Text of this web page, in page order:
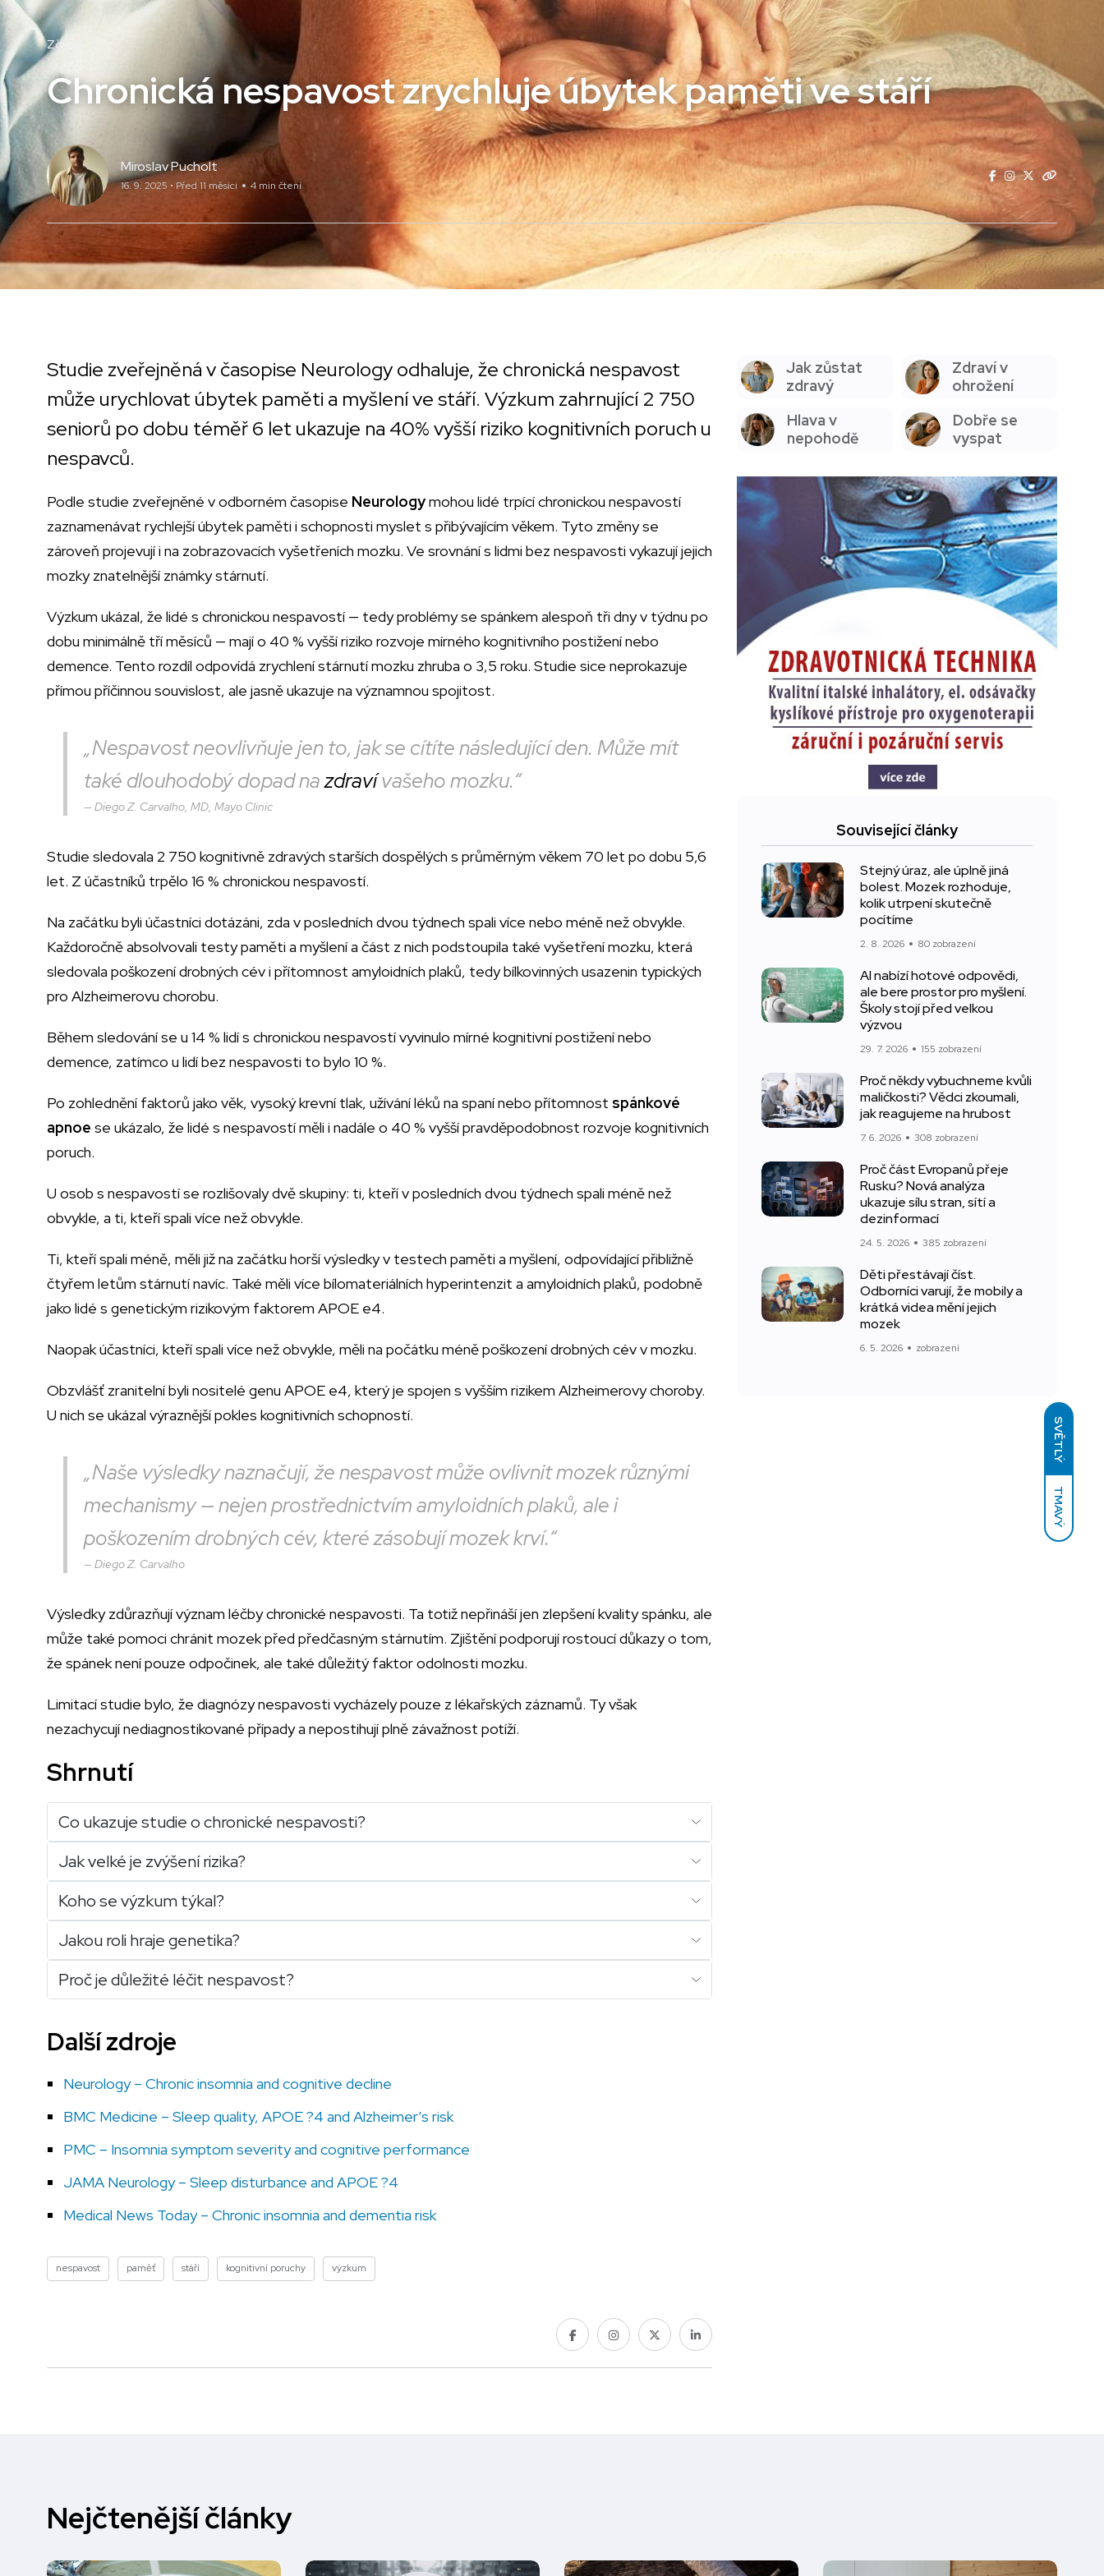
SVĚTLÝ
TMAVÝ
Zdraví
Chronická nespavost zrychluje úbytek paměti ve stáří
Miroslav Pucholt
16. 9. 2025 • Před 11 měsíci 4 min čtení
Studie zveřejněná v časopise Neurology odhaluje, že chronická nespavost
může urychlovat úbytek paměti a myšlení ve stáří. Výzkum zahrnující 2 750
seniorů po dobu téměř 6 let ukazuje na 40% vyšší riziko kognitivních poruch u
nespavců.
Podle studie zveřejněné v odborném časopise Neurologymohou lidé trpící chronickou nespavostí
zaznamenávat rychlejší úbytek paměti i schopnosti myslet s přibývajícím věkem. Tyto změny se
zároveň projevují i na zobrazovacích vyšetřeních mozku. Ve srovnání s lidmi bez nespavosti vykazují jejich
mozky znatelnější známky stárnutí.
Výzkum ukázal, že lidé s chronickou nespavostí — tedy problémy se spánkem alespoň tři dny v týdnu po
dobu minimálně tří měsíců — mají o 40 % vyšší riziko rozvoje mírného kognitivního postižení nebo
demence. Tento rozdíl odpovídá zrychlení stárnutí mozku zhruba o 3,5 roku. Studie sice neprokazuje
přímou příčinnou souvislost, ale jasně ukazuje na významnou spojitost.
„Nespavost neovlivňuje jen to, jak se cítíte následující den. Může mít
také dlouhodobý dopad nazdravívašeho mozku.“
Diego Z. Carvalho, MD, Mayo Clinic
Studie sledovala 2 750 kognitivně zdravých starších dospělých s průměrným věkem 70 let po dobu 5,6
let. Z účastníků trpělo 16 % chronickou nespavostí.
Na začátku byli účastníci dotázáni, zda v posledních dvou týdnech spali více nebo méně než obvykle.
Každoročně absolvovali testy paměti a myšlení a část z nich podstoupila také vyšetření mozku, která
sledovala poškození drobných cév i přítomnost amyloidních plaků, tedy bílkovinných usazenin typických
pro Alzheimerovu chorobu.
Během sledování se u 14 % lidí s chronickou nespavostí vyvinulo mírné kognitivní postižení nebo
demence, zatímco u lidí bez nespavosti to bylo 10 %.
Po zohlednění faktorů jako věk, vysoký krevní tlak, užívání léků na spaní nebo přítomnost spánkové
apnoe se ukázalo, že lidé s nespavostí měli i nadále o 40 % vyšší pravděpodobnost rozvoje kognitivních
poruch.
U osob s nespavostí se rozlišovaly dvě skupiny: ti, kteří v posledních dvou týdnech spali méně než
obvykle, a ti, kteří spali více než obvykle.
Ti, kteří spali méně, měli již na začátku horší výsledky v testech paměti a myšlení, odpovídající přibližně
čtyřem letům stárnutí navíc. Také měli více bílomateriálních hyperintenzit a amyloidních plaků, podobně
jako lidé s genetickým rizikovým faktorem APOE e4.
Naopak účastníci, kteří spali více než obvykle, měli na počátku méně poškození drobných cév v mozku.
Obzvlášť zranitelní byli nositelé genu APOE e4, který je spojen s vyšším rizikem Alzheimerovy choroby.
U nich se ukázal výraznější pokles kognitivních schopností.
„Naše výsledky naznačují, že nespavost může ovlivnit mozek různými
mechanismy — nejen prostřednictvím amyloidních plaků, ale i
poškozením drobných cév, které zásobují mozek krví.“
Diego Z. Carvalho
Výsledky zdůrazňují význam léčby chronické nespavosti. Ta totiž nepřináší jen zlepšení kvality spánku, ale
může také pomoci chránit mozek před předčasným stárnutím. Zjištění podporují rostoucí důkazy o tom,
že spánek není pouze odpočinek, ale také důležitý faktor odolnosti mozku.
Limitací studie bylo, že diagnózy nespavosti vycházely pouze z lékařských záznamů. Ty však
nezachycují nediagnostikované případy a nepostihují plně závažnost potíží.
Shrnutí
Co ukazuje studie o chronické nespavosti?
Jak velké je zvýšení rizika?
Koho se výzkum týkal?
Jakou roli hraje genetika?
Proč je důležité léčit nespavost?
Další zdroje
Neurology – Chronic insomnia and cognitive decline
BMC Medicine – Sleep quality, APOE ?4 and Alzheimer’s risk
PMC – Insomnia symptom severity and cognitive performance
JAMA Neurology – Sleep disturbance and APOE ?4
Medical News Today – Chronic insomnia and dementia risk
nespavost paměť stáří kognitivní poruchy výzkum
Jak zůstat
zdravý
Zdraví v
ohrožení
Hlava v
nepohodě
Dobře se
vyspat
Související články
Stejný úraz, ale úplně jiná
bolest. Mozek rozhoduje,
kolik utrpení skutečně
pocítíme
2. 8. 2026 80 zobrazení
AI nabízí hotové odpovědi,
ale bere prostor pro myšlení.
Školy stojí před velkou
výzvou
29. 7. 2026 155 zobrazení
Proč někdy vybuchneme kvůli
maličkosti? Vědci zkoumali,
jak reagujeme na hrubost
7. 6. 2026 308 zobrazení
Proč část Evropanů přeje
Rusku? Nová analýza
ukazuje sílu stran, sítí a
dezinformací
24. 5. 2026 385 zobrazení
Děti přestávají číst.
Odborníci varují, že mobily a
krátká videa mění jejich
mozek
6. 5. 2026 zobrazení
Nejčtenější články